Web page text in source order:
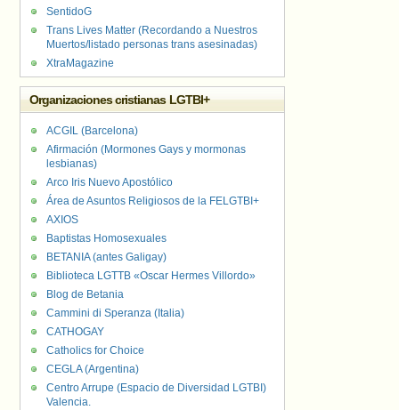
SentidoG
Trans Lives Matter (Recordando a Nuestros
Muertos/listado personas trans asesinadas)
XtraMagazine
Organizaciones cristianas LGTBI+
ACGIL (Barcelona)
Afirmación (Mormones Gays y mormonas
lesbianas)
Arco Iris Nuevo Apostólico
Área de Asuntos Religiosos de la FELGTBI+
AXIOS
Baptistas Homosexuales
BETANIA (antes Galigay)
Biblioteca LGTTB «Oscar Hermes Villordo»
Blog de Betania
Cammini di Speranza (Italia)
CATHOGAY
Catholics for Choice
CEGLA (Argentina)
Centro Arrupe (Espacio de Diversidad LGTBI)
Valencia.